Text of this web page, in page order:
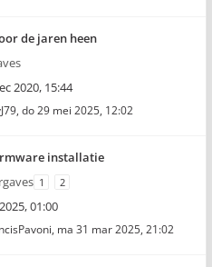
de jaren heen
2020, 15:44
, do 29 mei 2025, 12:02
installatie
1 2
01:00
, ma 31 mar 2025, 21:02